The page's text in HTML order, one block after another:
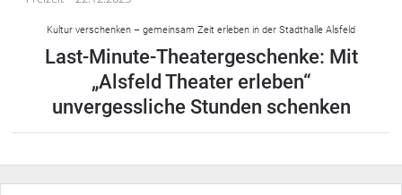
Kultur verschenken – gemeinsam Zeit erleben in der Stadthalle Alsfeld
Last-Minute-Theatergeschenke: Mit
„Alsfeld Theater erleben“
unvergessliche Stunden schenken